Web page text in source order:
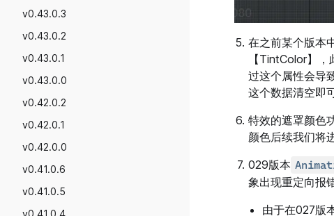
安全区适配及设计器功能
按键绑定（针对PC端）及预设UI
UI表现与性能优化
UI脚本的生命周期及事件说明
UI拖拽事件
v0.43.0.3
v0.43.0.2
v0.43.0.1
v0.43.0.0
v0.42.0.2
v0.42.0.1
v0.42.0.0
v0.41.0.6
v0.41.0.5
v0.41.0.4
在之前某个版本
【TintColor】
过这个属性会导
这个数据清空即
特效的遮罩颜色
颜色后续我们将
029版本
象出现重定向报
由于在027版